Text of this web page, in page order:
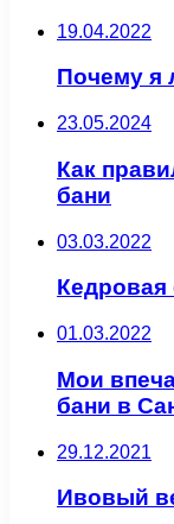
19.04.2022
Почему
23.05.2024
Как
бани
03.03.2022
Кедровая
01.03.2022
Мои
бани в
29.12.2021
Ивовый